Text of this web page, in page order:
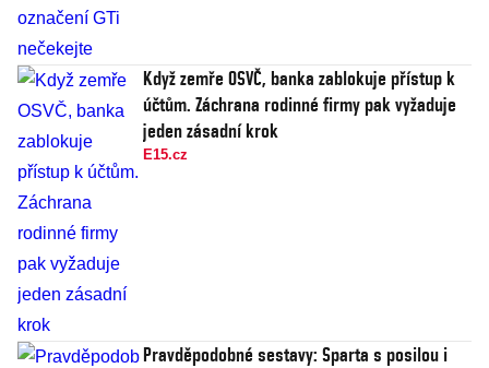
Když zemře OSVČ, banka zablokuje přístup k
účtům. Záchrana rodinné firmy pak vyžaduje
jeden zásadní krok
E15.cz
Pravděpodobné sestavy: Sparta s posilou i